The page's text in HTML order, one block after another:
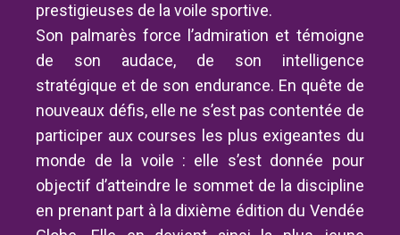
prestigieuses de la voile sportive.
Son palmarès force l’admiration et témoigne
de son audace, de son intelligence
stratégique et de son endurance. En quête de
nouveaux défis, elle ne s’est pas contentée de
participer aux courses les plus exigeantes du
monde de la voile : elle s’est donnée pour
objectif d’atteindre le sommet de la discipline
en prenant part à la dixième édition du Vendée